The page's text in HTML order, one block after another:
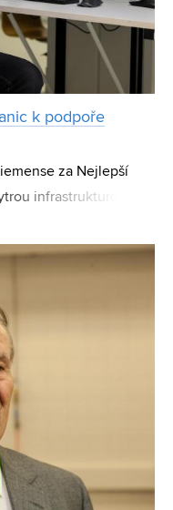
k podpoře
za Nejlepší
infrastrukturou a
Vysokého